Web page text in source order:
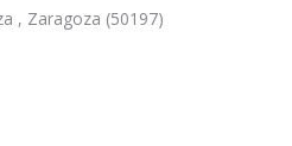
, Zaragoza (50197)